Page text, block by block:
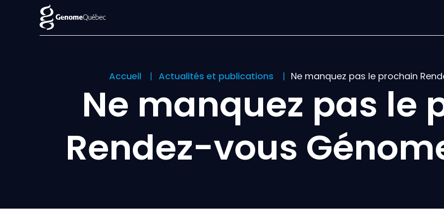
Accueil Actualités et publications Ne manquez pas le prochain
Ne manquez pas le
Rendez-vous